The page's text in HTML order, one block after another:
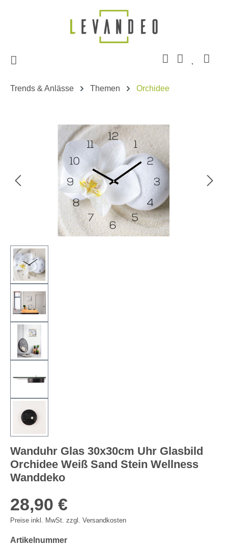
Zum Hauptinhalt springen
Trends & Anlässe Themen Orchidee
Bildergalerie überspringen
Wanduhr Glas 30x30cm Uhr Glasbild
Orchidee Weiß Sand Stein Wellness
Wanddeko
28,90 €
Preise inkl. MwSt. zzgl. Versandkosten
Artikelnummer